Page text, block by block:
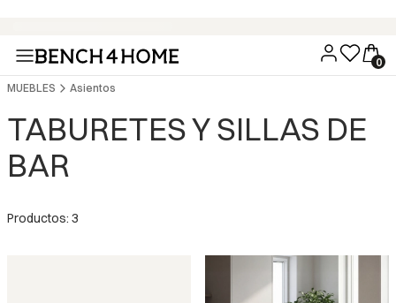
MUEBLES Asientos
TABURETES Y SILLAS DE
BAR
Productos: 3